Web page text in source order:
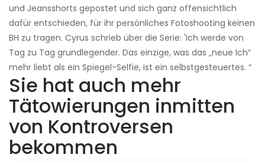
und Jeansshorts gepostet und sich ganz offensichtlich
dafür entschieden, für ihr persönliches Fotoshooting keinen
BH zu tragen. Cyrus schrieb über die Serie: 'Ich werde von
Tag zu Tag grundlegender. Das einzige, was das „neue Ich“
mehr liebt als ein Spiegel-Selfie, ist ein selbstgesteuertes. “
Sie hat auch mehr
Tätowierungen inmitten
von Kontroversen
bekommen